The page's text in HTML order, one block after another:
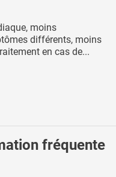
moins
différents, moins
en cas de...
fréquente